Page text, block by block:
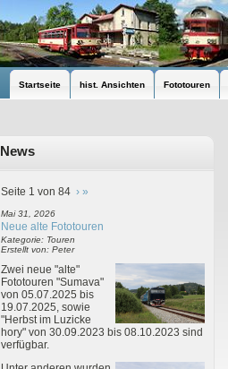
Startseite hist. Ansichten Fototouren
News
Seite 1 von 84 › »
Mai 31, 2026
Neue alte Fototouren
Kategorie: Touren
Erstellt von: Peter
Zwei neue "alte"
Fototouren "Sumava"
von 05.07.2025 bis
19.07.2025, sowie
"Herbst im Luzicke
hory" von 30.09.2023 bis 08.10.2023 sind
verfügbar.